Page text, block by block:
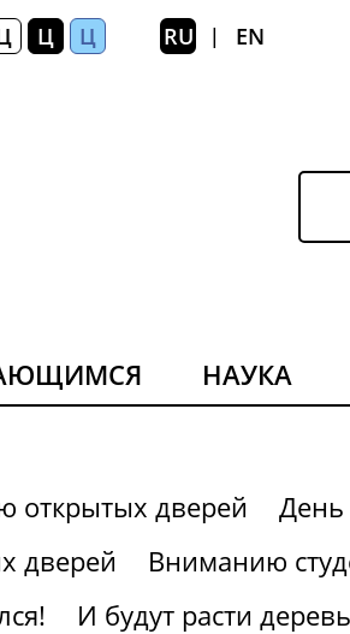
Ц Ц RU EN
НАУКА
открытых дверей
День
дверей
Вниманию
И будут расти